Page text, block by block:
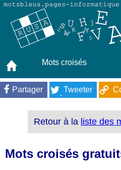
Mots croisés
Partager Tweeter
Retour à la liste des
Mots croisés